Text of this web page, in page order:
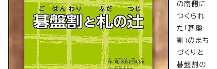
の南側に
つくられ
た「碁盤
割」のまち
づくりと
碁盤割の